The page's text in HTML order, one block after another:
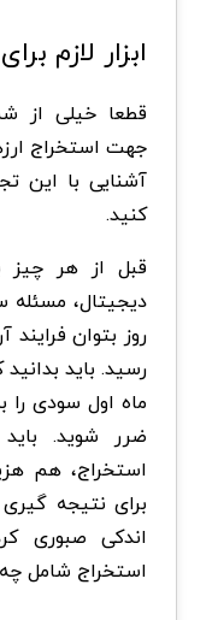
ابزار لازم
قطعا خیلی از
جهت استخراج
آشنایی با این
کنید.
قبل از هر چیز
دیجیتال،
روز بتوان
رسید. باید
ماه اول سودی
ضرر شوید.
استخراج، هم
برای نتیجه‌
اندکی صبوری
استخراج شامل